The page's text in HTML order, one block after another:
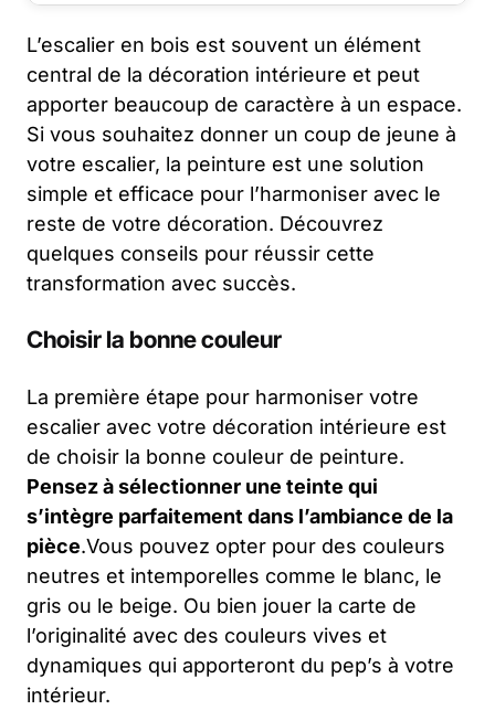
L’escalier en bois est souvent un élément
central de la décoration intérieure et peut
apporter beaucoup de caractère à un espace.
Si vous souhaitez donner un coup de jeune à
votre escalier, la peinture est une solution
simple et efficace pour l’harmoniser avec le
reste de votre décoration. Découvrez
quelques conseils pour réussir cette
transformation avec succès.
Choisir la bonne couleur
La première étape pour harmoniser votre
escalier avec votre décoration intérieure est
de choisir la bonne couleur de peinture.
Pensez à sélectionner une teinte qui
s’intègre parfaitement dans l’ambiance de la
pièce.Vous pouvez opter pour des couleurs
neutres et intemporelles comme le blanc, le
gris ou le beige. Ou bien jouer la carte de
l’originalité avec des couleurs vives et
dynamiques qui apporteront du pep’s à votre
intérieur.